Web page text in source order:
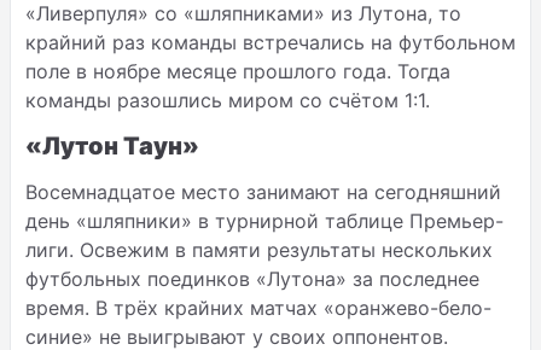
«Ливерпуля» со «шляпниками» из Лутона, то
крайний раз команды встречались на футбольном
поле в ноябре месяце прошлого года. Тогда
команды разошлись миром со счётом 1:1.
«Лутон Таун»
Восемнадцатое место занимают на сегодняшний
день «шляпники» в турнирной таблице Премьер-
лиги. Освежим в памяти результаты нескольких
футбольных поединков «Лутона» за последнее
время. В трёх крайних матчах «оранжево-бело-
синие» не выигрывают у своих оппонентов.